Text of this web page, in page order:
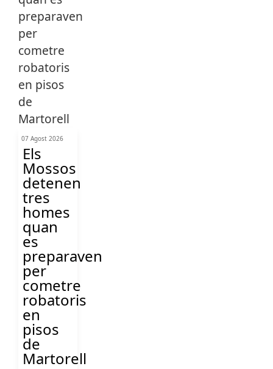
07 Agost 2026
Els
Mossos
detenen
tres
homes
quan
es
preparaven
per
cometre
robatoris
en
pisos
de
Martorell